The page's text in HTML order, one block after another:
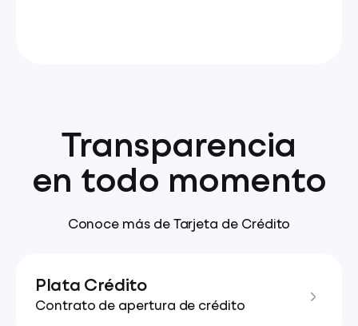
Transparencia
en todo momento
Conoce más de Tarjeta de Crédito
Plata Crédito
Contrato de apertura de crédito